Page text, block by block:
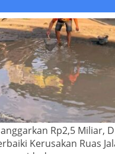
Rp2,5 Miliar,
Kerusakan Ruas